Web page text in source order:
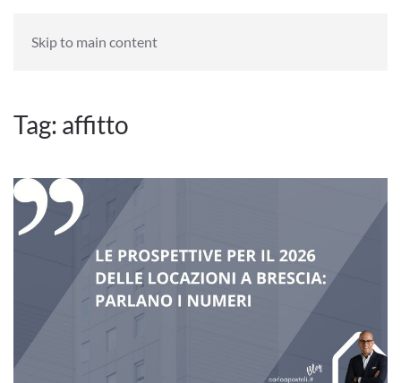
Skip to main content
Tag: affitto